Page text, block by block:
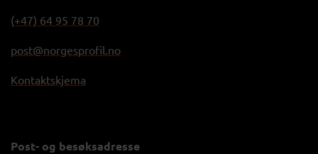
(+47) 64 95 78 70
post@norgesprofil.no
Kontaktskjema
Post- og besøksadresse